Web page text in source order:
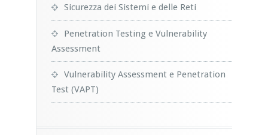
Sicurezza dei Sistemi e delle Reti
Penetration Testing e Vulnerability
Assessment
Vulnerability Assessment e Penetration
Test (VAPT)